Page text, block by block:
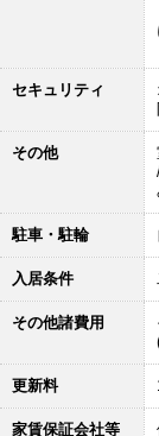
セキュリティ
その他
駐車・駐輪
入居条件
その他諸費用
更新料
家賃保証会社等